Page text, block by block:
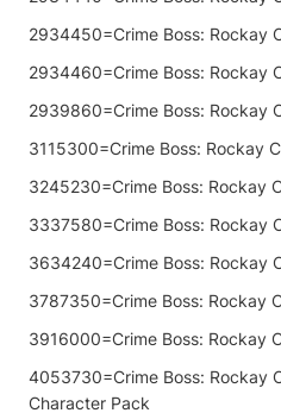
2934450=Crime Boss: Rockay
2934460=Crime Boss: Rockay
2939860=Crime Boss: Rockay
3115300=Crime Boss: Rockay
3245230=Crime Boss: Rockay
3337580=Crime Boss: Rockay
3634240=Crime Boss: Rockay
3787350=Crime Boss: Rockay
3916000=Crime Boss: Rockay
4053730=Crime Boss: Rockay
Character Pack